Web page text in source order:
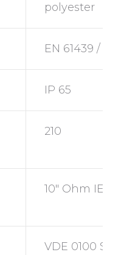
polyester
EN 61439 /
IP 65
210
10″ Ohm IEC
VDE 0100